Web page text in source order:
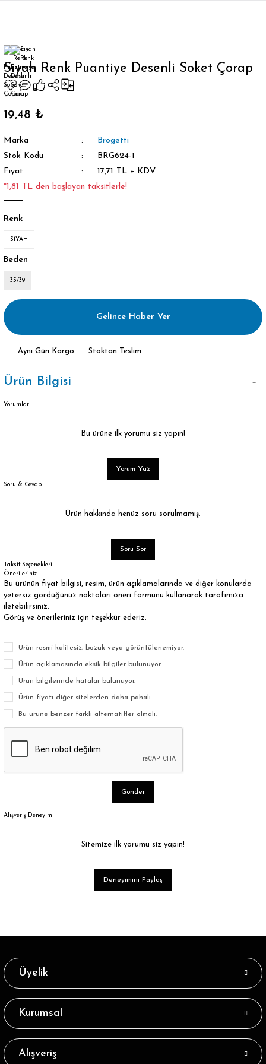
Siyah Renk Puantiye Desenli Soket Çorap
19,48 ₺
Marka
Brogetti
Stok Kodu
BRG624-1
Fiyat
17,71 TL + KDV
*1,81 TL den başlayan taksitlerle!
Renk
SİYAH
Beden
35/39
Gelince Haber Ver
Aynı Gün Kargo Stoktan Teslim
Ürün Bilgisi
Yorumlar
Bu ürüne ilk yorumu siz yapın!
Yorum Yaz
Soru & Cevap
Ürün hakkında henüz soru sorulmamış.
Soru Sor
Taksit Seçenekleri
Önerileriniz
Bu ürünün fiyat bilgisi, resim, ürün açıklamalarında ve diğer konularda
yetersiz gördüğünüz noktaları öneri formunu kullanarak tarafımıza
iletebilirsiniz.
Görüş ve önerileriniz için teşekkür ederiz.
Ürün resmi kalitesiz, bozuk veya görüntülenemiyor.
Ürün açıklamasında eksik bilgiler bulunuyor.
Ürün bilgilerinde hatalar bulunuyor.
Ürün fiyatı diğer sitelerden daha pahalı.
Bu ürüne benzer farklı alternatifler olmalı.
Gönder
Alışveriş Deneyimi
Sitemize ilk yorumu siz yapın!
Deneyimini Paylaş
Üyelik
Kurumsal
Alışveriş